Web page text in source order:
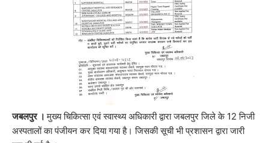
जबलपुर ।मुख्य चिकित्सा एवं स्वास्थ्य अधिकारी द्वारा जबलपुर जिले के 12 निजी
अस्पतालों का पंजीयन कर दिया गया है। जिसकी सूची भी प्रशासन द्वारा जारी